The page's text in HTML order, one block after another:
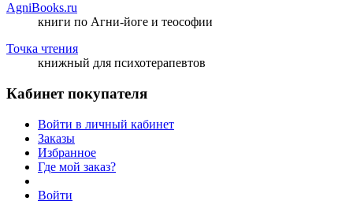
AgniBooks.ru
книги по Агни-йоге и теософии
Точка чтения
книжный для психотерапевтов
Кабинет покупателя
Войти в личный кабинет
Заказы
Избранное
Где мой заказ?
Войти